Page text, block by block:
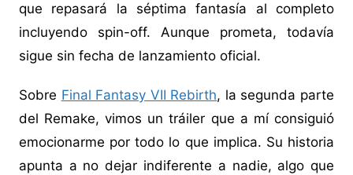
que repasará la séptima fantasía al completo
incluyendo spin-off. Aunque prometa, todavía
sigue sin fecha de lanzamiento oficial.
Sobre Final Fantasy VII Rebirth, la segunda parte
del Remake, vimos un tráiler que a mí consiguió
emocionarme por todo lo que implica. Su historia
apunta a no dejar indiferente a nadie, algo que